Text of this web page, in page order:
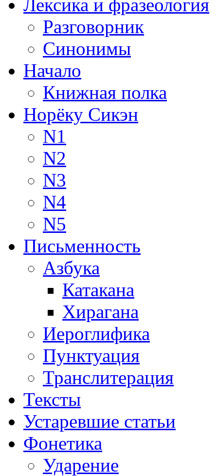
Лексика и фразеология
Разговорник
Синонимы
Начало
Книжная полка
Норёку Сикэн
N1
N2
N3
N4
N5
Письменность
Азбука
Катакана
Хирагана
Иероглифика
Пунктуация
Транслитерация
Тексты
Устаревшие статьи
Фонетика
Ударение